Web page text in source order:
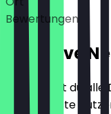
Bewertungen
Exklusive
Hier findest du
für NeoTaste